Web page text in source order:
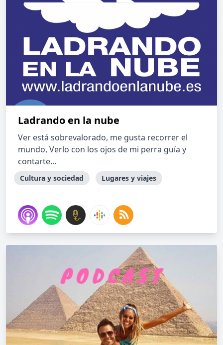
Ladrando en la nube
Ver está sobrevalorado, me gusta recorrer el
mundo, Verlo con los ojos de mi perra guía y
contarte...
Cultura y sociedad Lugares y viajes